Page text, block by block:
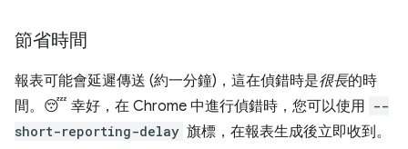
節省時間
報表可能會延遲傳送 (約一分鐘)，這在偵錯時是很長的時
間。😴 幸好，在 Chrome 中進行偵錯時，您可以使用 --
short-reporting-delay 旗標，在報表生成後立即收到。